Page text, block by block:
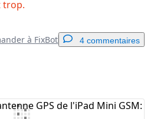
trop.
à FixBot 4 commentaires